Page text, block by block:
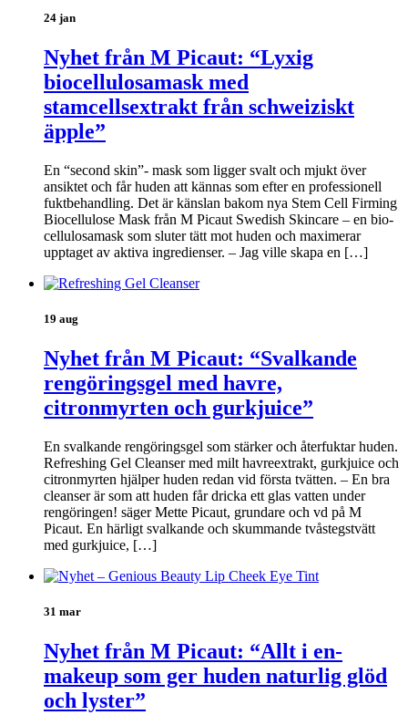
24 jan
Nyhet från M Picaut: “Lyxig
biocellulosamask med
stamcellsextrakt från schweiziskt
äpple”
En “second skin”- mask som ligger svalt och mjukt över
ansiktet och får huden att kännas som efter en professionell
fuktbehandling. Det är känslan bakom nya Stem Cell Firming
Biocellulose Mask från M Picaut Swedish Skincare – en bio-
cellulosamask som sluter tätt mot huden och maximerar
upptaget av aktiva ingredienser. – Jag ville skapa en […]
19 aug
Nyhet från M Picaut: “Svalkande
rengöringsgel med havre,
citronmyrten och gurkjuice”
En svalkande rengöringsgel som stärker och återfuktar huden.
Refreshing Gel Cleanser med milt havreextrakt, gurkjuice och
citronmyrten hjälper huden redan vid första tvätten. – En bra
cleanser är som att huden får dricka ett glas vatten under
rengöringen! säger Mette Picaut, grundare och vd på M
Picaut. En härligt svalkande och skummande tvåstegstvätt
med gurkjuice, […]
31 mar
Nyhet från M Picaut: “Allt i en-
makeup som ger huden naturlig glöd
och lyster”